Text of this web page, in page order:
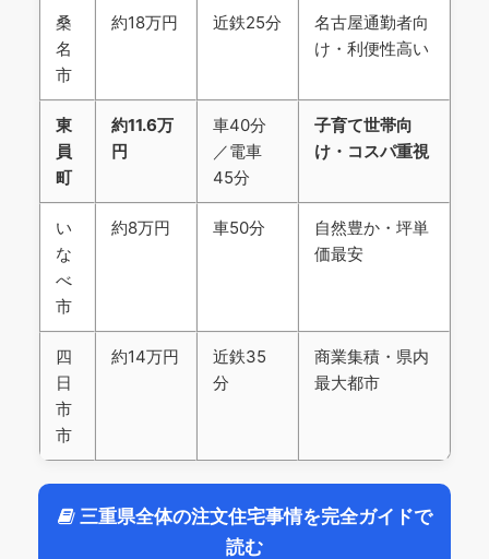
桑
名
市
約18万円 近鉄25分
名古屋通勤者向
け・利便性高い
東
員
町
約11.6万
円
車40分
／電車
45分
子育て世帯向
け・コスパ重視
い
な
べ
市
約8万円 車50分
自然豊か・坪単
価最安
四
日
市
市
約14万円
近鉄35
分
商業集積・県内
最大都市
三重県全体の注文住宅事情を完全ガイドで
読む